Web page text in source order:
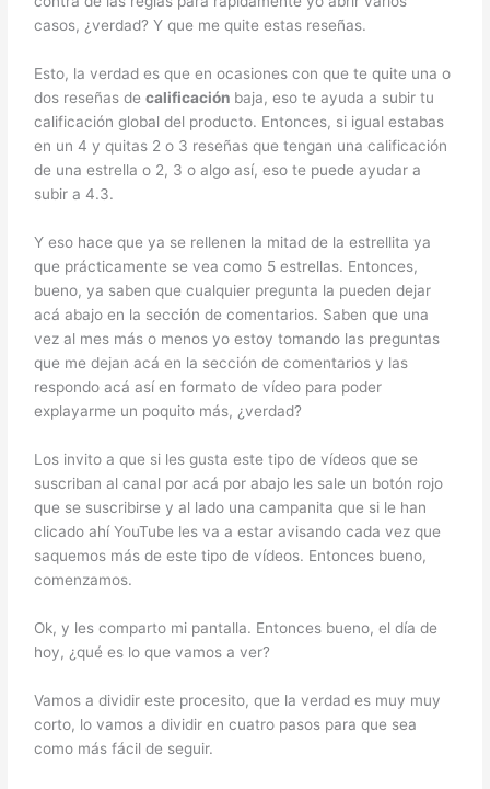
casos, ¿verdad? Y que me quite estas reseñas.
Esto, la verdad es que en ocasiones con que te quite una o
dos reseñas decalificación baja, eso te ayuda a subir tu
calificación global del producto. Entonces, si igual estabas
en un 4 y quitas 2 o 3 reseñas que tengan una calificación
de una estrella o 2, 3 o algo así, eso te puede ayudar a
subir a 4.3.
Y eso hace que ya se rellenen la mitad de la estrellita ya
que prácticamente se vea como 5 estrellas. Entonces,
bueno, ya saben que cualquier pregunta la pueden dejar
acá abajo en la sección de comentarios. Saben que una
vez al mes más o menos yo estoy tomando las preguntas
que me dejan acá en la sección de comentarios y las
respondo acá así en formato de vídeo para poder
explayarme un poquito más, ¿verdad?
Los invito a que si les gusta este tipo de vídeos que se
suscriban al canal por acá por abajo les sale un botón rojo
que se suscribirse y al lado una campanita que si le han
clicado ahí YouTube les va a estar avisando cada vez que
saquemos más de este tipo de vídeos. Entonces bueno,
comenzamos.
Ok, y les comparto mi pantalla. Entonces bueno, el día de
hoy, ¿qué es lo que vamos a ver?
Vamos a dividir este procesito, que la verdad es muy muy
corto, lo vamos a dividir en cuatro pasos para que sea
como más fácil de seguir.